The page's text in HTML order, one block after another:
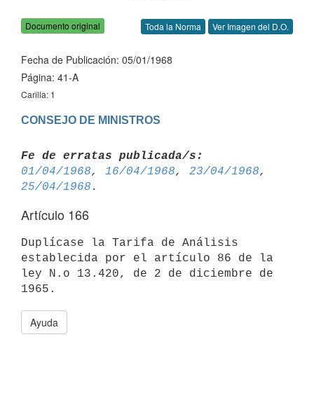
Documento original Toda la Norma Ver Imagen del D.O.
Fecha de Publicación: 05/01/1968
Página: 41-A
Carilla: 1
CONSEJO DE MINISTROS
Fe de erratas publicada/s:
01/04/1968, 16/04/1968, 23/04/1968
25/04/1968
Artículo 166
Duplícase la Tarifa de Análisis
establecida por el artículo 86 de la
ley N.o 13.420, de 2 de diciembre de
Ayuda